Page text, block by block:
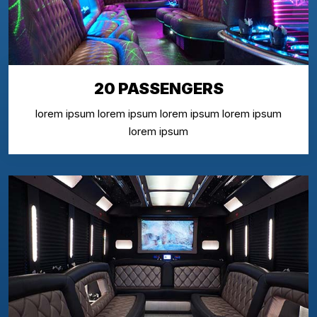
20 PASSENGERS
lorem ipsum lorem ipsum lorem ipsum lorem ipsum
lorem ipsum